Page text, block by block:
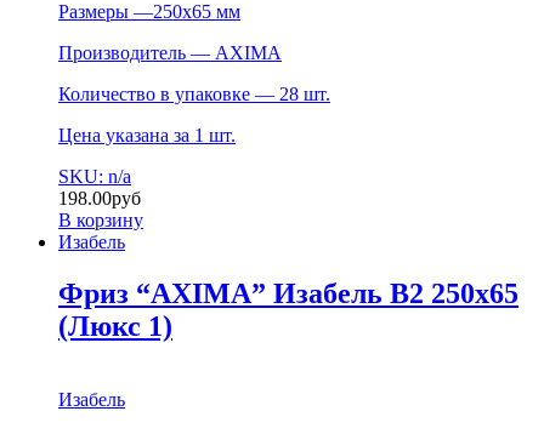
Размеры —250х65 мм
Производитель — AXIMA
Количество в упаковке — 28 шт.
Цена указана за 1 шт.
SKU: n/a
198.00руб
В корзину
Изабель
Фриз “AXIMA” Изабель B2 250х65
(Люкс 1)
Изабель